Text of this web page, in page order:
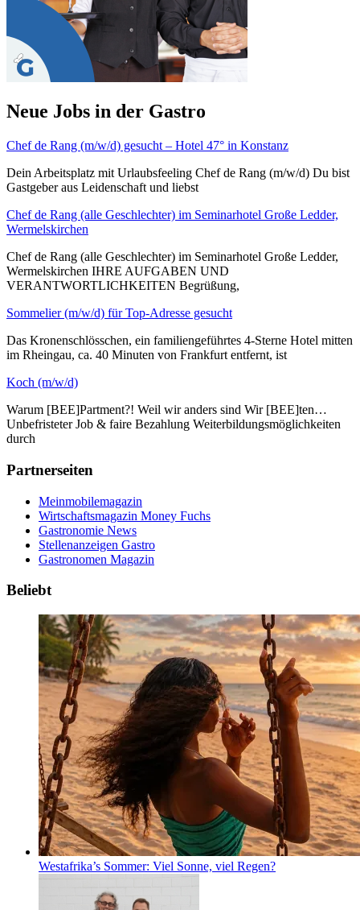
Neue Jobs in der Gastro
Chef de Rang (m/w/d) gesucht – Hotel 47° in Konstanz
Dein Arbeitsplatz mit Urlaubsfeeling Chef de Rang (m/w/d) Du bist
Gastgeber aus Leidenschaft und liebst
Chef de Rang (alle Geschlechter) im Seminarhotel Große Ledder,
Wermelskirchen
Chef de Rang (alle Geschlechter) im Seminarhotel Große Ledder,
Wermelskirchen IHRE AUFGABEN UND
VERANTWORTLICHKEITEN Begrüßung,
Sommelier (m/w/d) für Top-Adresse gesucht
Das Kronenschlösschen, ein familiengeführtes 4-Sterne Hotel mitten
im Rheingau, ca. 40 Minuten von Frankfurt entfernt, ist
Koch (m/w/d)
Warum [BEE]Partment?! Weil wir anders sind Wir [BEE]ten…
Unbefristeter Job & faire Bezahlung Weiterbildungsmöglichkeiten
durch
Partnerseiten
Meinmobilemagazin
Wirtschaftsmagazin Money Fuchs
Gastronomie News
Stellenanzeigen Gastro
Gastronomen Magazin
Beliebt
Westafrika’s Sommer: Viel Sonne, viel Regen?